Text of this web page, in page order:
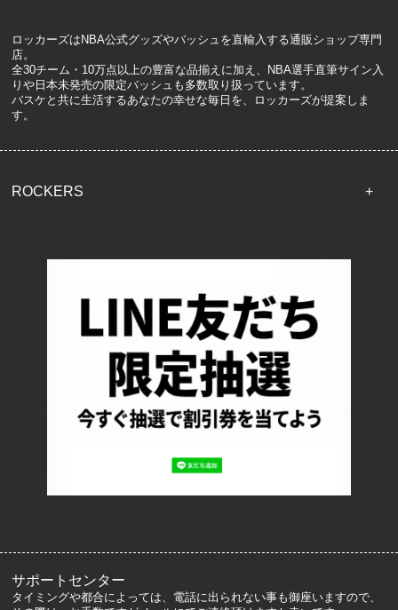
ロッカーズはNBA公式グッズやバッシュを直輸入する通販ショップ専門
店。
全30チーム・10万点以上の豊富な品揃えに加え、NBA選手直筆サイン入
りや日本未発売の限定バッシュも多数取り扱っています。
バスケと共に生活するあなたの幸せな毎日を、ロッカーズが提案しま
す。
ROCKERS
配送・送料について
返品について
お支払い方法について
特定商取引法に基づく表記
プライバシーポリシー
ロッカーズについて
サポートセンター
タイミングや都合によっては、電話に出られない事も御座いますので、